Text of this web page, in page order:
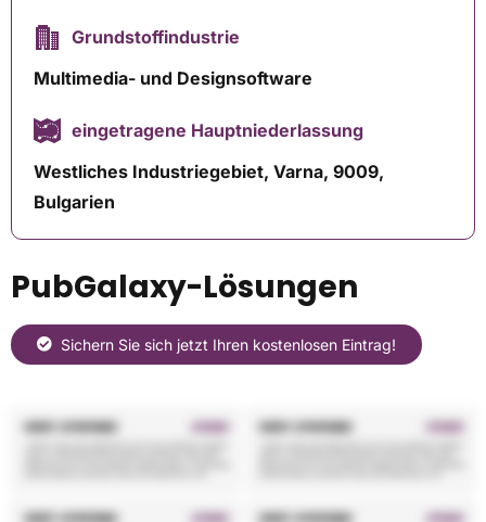
Grundstoffindustrie
Multimedia- und Designsoftware
eingetragene Hauptniederlassung
Westliches Industriegebiet, Varna, 9009,
Bulgarien
PubGalaxy-Lösungen
Sichern Sie sich jetzt Ihren kostenlosen Eintrag!